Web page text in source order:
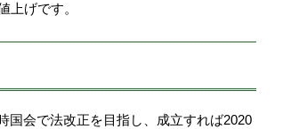
上げです。
国会で法改正を目指し、成立すれば2020